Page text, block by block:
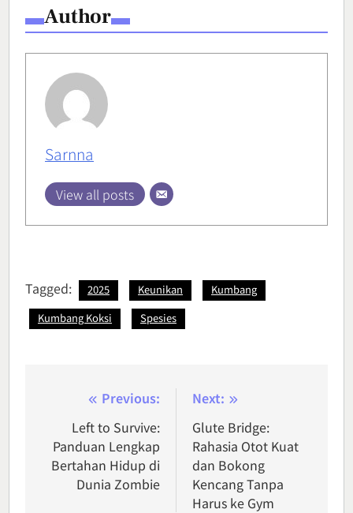
Author
Sarnna
View all posts
Tagged: 2025 Keunikan
Kumbang
Kumbang Koksi
Spesies
navigation
Previous:
Left to Survive:
Panduan Lengkap
Bertahan Hidup di
Dunia Zombie
Next:
Glute Bridge:
Rahasia Otot Kuat
dan Bokong
Kencang Tanpa
Harus ke Gym